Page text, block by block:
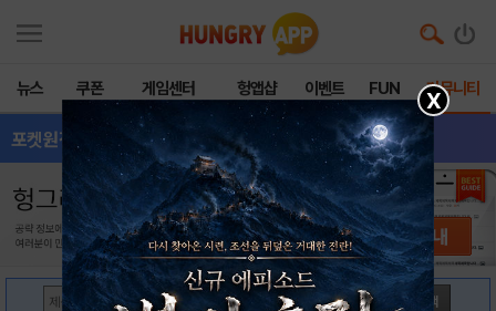
뉴스 쿠폰 게임센터 헝앱샵 이벤트 FUN 커뮤니티
포켓원정대 - 전체글보기
검색
X